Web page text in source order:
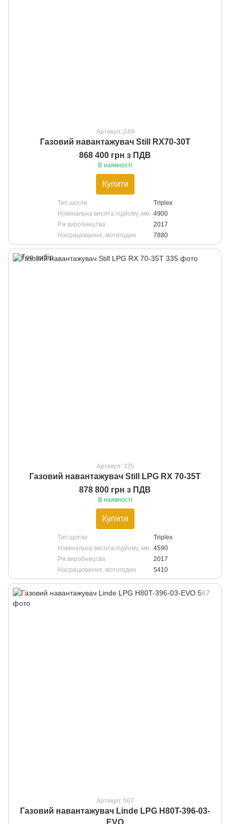
Артикул: 249
Газовий навантажувач Still RX70-30T
868 400 грн з ПДВ
В наявності
Купити
Тип щогли
Triplex
Номінальна висота підйому, мм 4900
Рік виробництва
2017
Напрацювання, мотогодин
7880
Артикул: 335
Газовий навантажувач Still LPG RX 70-35T
878 800 грн з ПДВ
В наявності
Купити
Тип щогли
Triplex
Номінальна висота підйому, мм 4590
Рік виробництва
2017
Напрацювання, мотогодин
5410
Артикул: 567
Газовий навантажувач Linde LPG H80T-396-03-
EVO